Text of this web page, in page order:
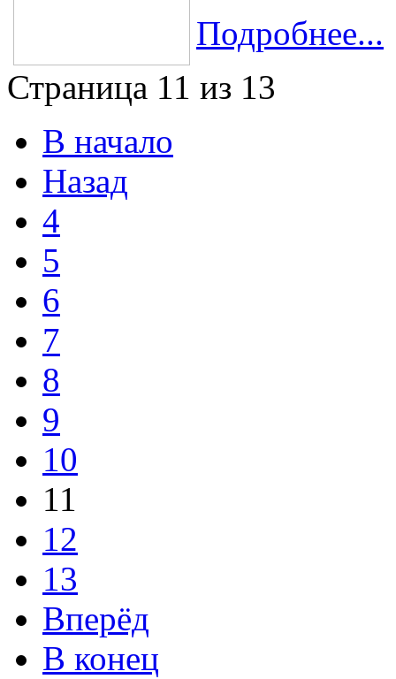
Подробнее...
Страница 11 из 13
В начало
Назад
4
5
6
7
8
9
10
11
12
13
Вперёд
В конец